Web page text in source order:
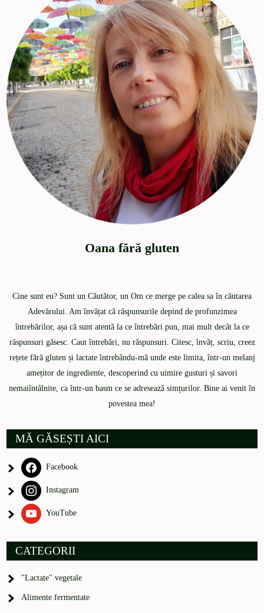
Oana fără gluten
Cine sunt eu? Sunt un Căutător, un Om ce merge pe calea sa în căutarea
Adevărului. Am învățat că răspunsurile depind de profunzimea
întrebărilor, așa că sunt atentă la ce întrebări pun, mai mult decât la ce
răspunsuri găsesc. Caut întrebări, nu răspunsuri. Citesc, învăț, scriu, creez
rețete fără gluten și lactate întrebându-mă unde este limita, într-un melanj
amețitor de ingrediente, descoperind cu uimire gusturi și savori
nemaiîntâlnite, ca într-un basm ce se adresează simțurilor. Bine ai venit în
povestea mea!
MĂ GĂSEȘTI AICI
Facebook
Instagram
YouTube
CATEGORII
"Lactate" vegetale
Alimente fermentate